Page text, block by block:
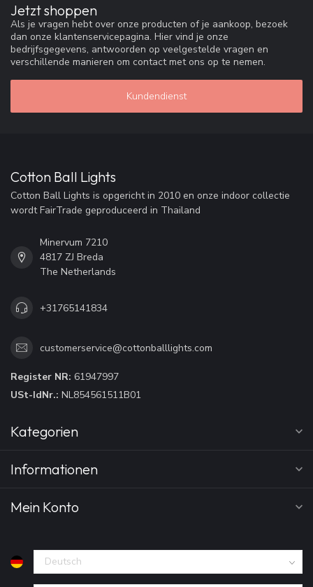
Jetzt shoppen
Als je vragen hebt over onze producten of je aankoop, bezoek
dan onze klantenservicepagina. Hier vind je onze
bedrijfsgegevens, antwoorden op veelgestelde vragen en
verschillende manieren om contact met ons op te nemen.
Kundendienst
Cotton Ball Lights
Cotton Ball Lights is opgericht in 2010 en onze indoor collectie
wordt FairTrade geproduceerd in Thailand
Minervum 7210
4817 ZJ Breda
The Netherlands
+31765141834
customerservice@cottonballlights.com
Register NR: 61947997
USt-IdNr.: NL854561511B01
Kategorien
Informationen
Mein Konto